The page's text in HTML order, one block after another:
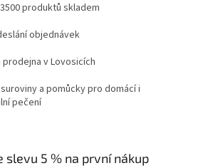
produktů skladem
objednávek
v Lovosicích
a pomůcky pro domácí i
pečení
slevu 5 % na první nákup